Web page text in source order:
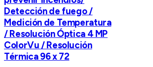
Detección de fuego /
Medición de Temperatura
/ Resolución Óptica 4 MP
ColorVu / Resolución
Térmica 96 x 72